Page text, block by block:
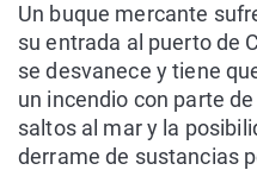
Un buque mercante
su entrada al puerto de
se desvanece y tiene
un incendio con parte
saltos al mar y la
derrame de sustancias